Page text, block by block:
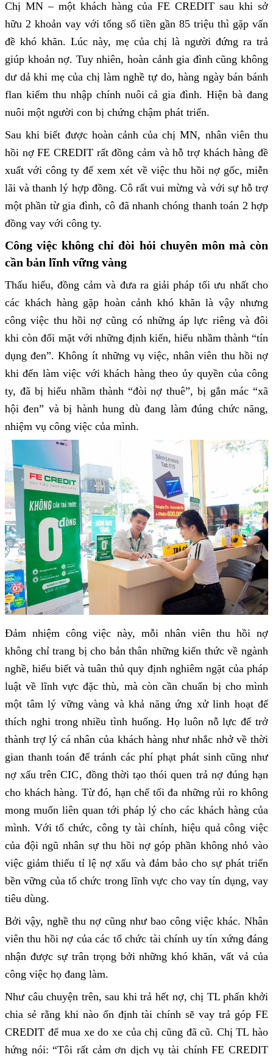
Chị MN – một khách hàng của FE CREDIT sau khi sở
hữu 2 khoản vay với tổng số tiền gần 85 triệu thì gặp vấn
đề khó khăn. Lúc này, mẹ của chị là người đứng ra trả
giúp khoản nợ. Tuy nhiên, hoàn cảnh gia đình cũng không
dư dả khi mẹ của chị làm nghề tự do, hàng ngày bán bánh
flan kiếm thu nhập chính nuôi cả gia đình. Hiện bà đang
nuôi một người con bị chứng chậm phát triển.
Sau khi biết được hoàn cảnh của chị MN, nhân viên thu
hồi nợ FE CREDIT rất đồng cảm và hỗ trợ khách hàng đề
xuất với công ty để xem xét về việc thu hồi nợ gốc, miễn
lãi và thanh lý hợp đồng. Cô rất vui mừng và với sự hỗ trợ
một phần từ gia đình, cô đã nhanh chóng thanh toán 2 hợp
đồng vay với công ty.
Công việc không chỉ đòi hỏi chuyên môn mà còn
cần bản lĩnh vững vàng
Thấu hiểu, đồng cảm và đưa ra giải pháp tối ưu nhất cho
các khách hàng gặp hoàn cảnh khó khăn là vậy nhưng
công việc thu hồi nợ cũng có những áp lực riêng và đôi
khi còn đối mặt với những định kiến, hiểu nhầm thành “tín
dụng đen”. Không ít những vụ việc, nhân viên thu hồi nợ
khi đến làm việc với khách hàng theo ủy quyền của công
ty, đã bị hiểu nhầm thành “đòi nợ thuê”, bị gắn mác “xã
hội đen” và bị hành hung dù đang làm đúng chức năng,
nhiệm vụ công việc của mình.
Đảm nhiệm công việc này, mỗi nhân viên thu hồi nợ
không chỉ trang bị cho bản thân những kiến thức về ngành
nghề, hiểu biết và tuân thủ quy định nghiêm ngặt của pháp
luật về lĩnh vực đặc thù, mà còn cần chuẩn bị cho mình
một tâm lý vững vàng và khả năng ứng xử linh hoạt để
thích nghi trong nhiều tình huống. Họ luôn nỗ lực để trở
thành trợ lý cá nhân của khách hàng như nhắc nhở về thời
gian thanh toán để tránh các phí phạt phát sinh cũng như
nợ xấu trên CIC, đồng thời tạo thói quen trả nợ đúng hạn
cho khách hàng. Từ đó, hạn chế tối đa những rủi ro không
mong muốn liên quan tới pháp lý cho các khách hàng của
mình. Với tổ chức, công ty tài chính, hiệu quả công việc
của đội ngũ nhân sự thu hồi nợ góp phần không nhỏ vào
việc giảm thiểu tỉ lệ nợ xấu và đảm bảo cho sự phát triển
bền vững của tổ chức trong lĩnh vực cho vay tín dụng, vay
tiêu dùng.
Bởi vậy, nghề thu nợ cũng như bao công việc khác. Nhân
viên thu hồi nợ của các tổ chức tài chính uy tín xứng đáng
nhận được sự trân trọng bởi những khó khăn, vất vả của
công việc họ đang làm.
Như câu chuyện trên, sau khi trả hết nợ, chị TL phấn khởi
chia sẻ rằng khi nào ổn định tài chính sẽ vay trả góp FE
CREDIT để mua xe do xe của chị cũng đã cũ. Chị TL hào
hứng nói: “Tôi rất cảm ơn dịch vụ tài chính FE CREDIT